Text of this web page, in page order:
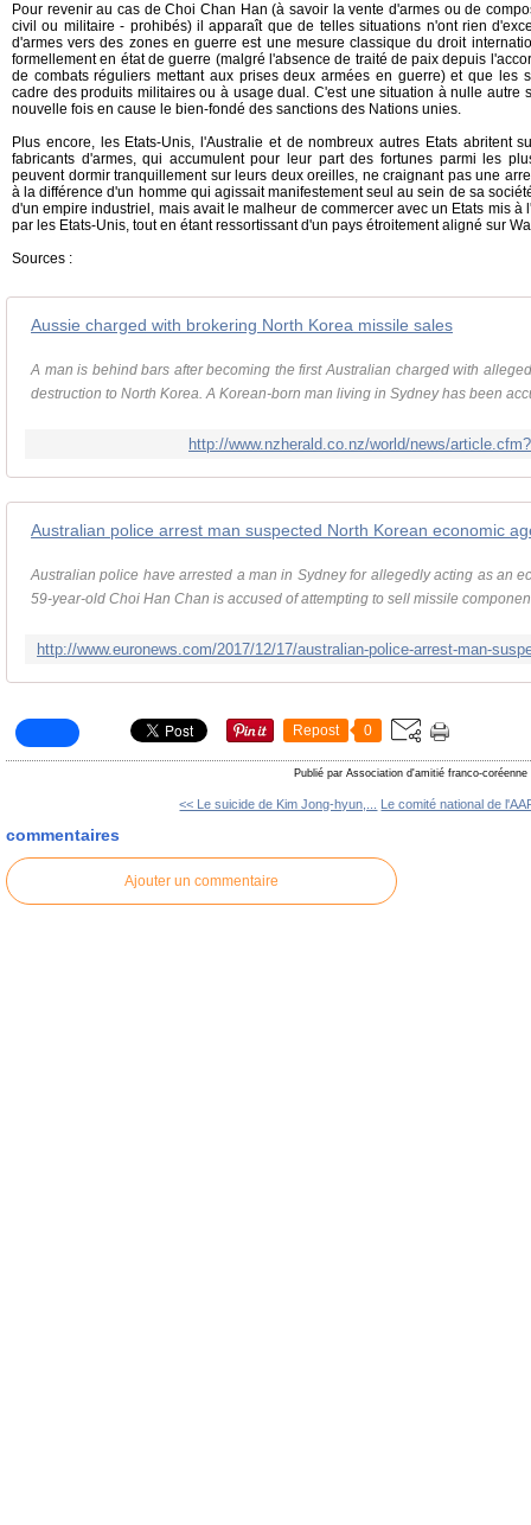
Pour revenir au cas de Choi Chan Han (à savoir la vente d'armes ou de
civil ou militaire - prohibés) il apparaît que de telles situations n'ont rien
d'armes vers des zones en guerre est une mesure classique du droit
formellement en état de guerre (malgré l'absence de traité de paix depuis
de combats réguliers mettant aux prises deux armées en guerre) et que les
cadre des produits militaires ou à usage dual. C'est une situation à nulle autre
nouvelle fois en cause le bien-fondé des sanctions des Nations unies.
Plus encore, les Etats-Unis, l'Australie et de nombreux autres Etats abritent
fabricants d'armes, qui accumulent pour leur part des fortunes parmi les
peuvent dormir tranquillement sur leurs deux oreilles, ne craignant pas une
à la différence d'un homme qui agissait manifestement seul au sein de sa
d'un empire industriel, mais avait le malheur de commercer avec un Etats mis
par les Etats-Unis, tout en étant ressortissant d'un pays étroitement aligné sur
Sources :
Aussie charged with brokering North Korea missile sales
A man is behind bars after becoming the first Australian charged with
destruction to North Korea. A Korean-born man living in Sydney has been
http://www.nzherald.co.nz/world/news/
Australian police arrest man suspected North Korean economic
Australian police have arrested a man in Sydney for allegedly acting as an
59-year-old Choi Han Chan is accused of attempting to sell missile
Repost 0
Publié par Association d'amitié franco-coréenne
<< Le suicide de Kim Jong-hyun,... Le comité national de
commentaires
Ajouter un commentaire